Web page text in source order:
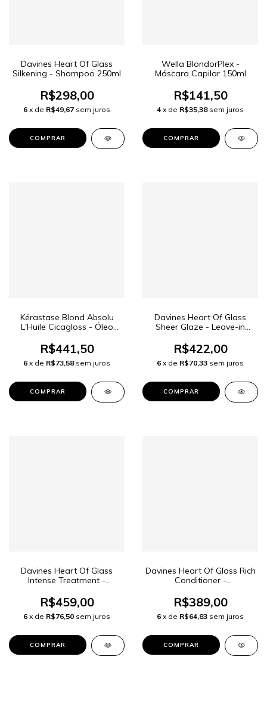
Davines Heart Of Glass
Silkening - Shampoo 250ml
R$298,00
6 x de R$49,67 sem juros
Wella BlondorPlex -
Máscara Capilar 150ml
R$141,50
4 x de R$35,38 sem juros
Kérastase Blond Absolu
L'Huile Cicagloss - Óleo
R$441,50
6 x de R$73,58 sem juros
Davines Heart Of Glass
Sheer Glaze - Leave-in
R$422,00
6 x de R$70,33 sem juros
Davines Heart Of Glass
Intense Treatment -
R$459,00
6 x de R$76,50 sem juros
Davines Heart Of Glass Rich
Conditioner -
R$389,00
6 x de R$64,83 sem juros